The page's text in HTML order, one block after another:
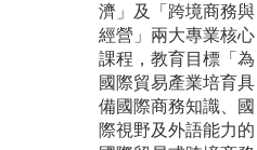
濟」及「跨境商務與
經營」兩大專業核心
課程，教育目標「為
國際貿易產業培育具
備國際商務知識、國
際視野及外語能力的